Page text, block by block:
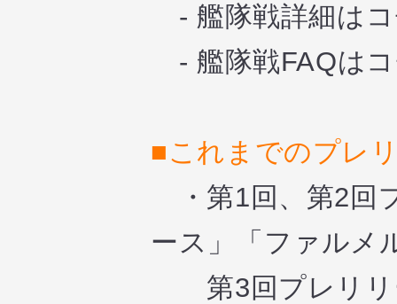
- 艦隊戦詳細は
- 艦隊戦FAQは
■これまでのプレ
・第1回、第2回
ース」「ファルメ
第3回プレリリ